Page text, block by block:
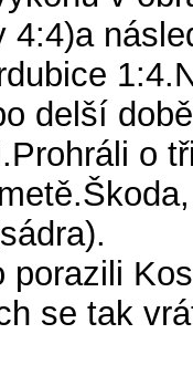
4:4)a
delší
o
se tak